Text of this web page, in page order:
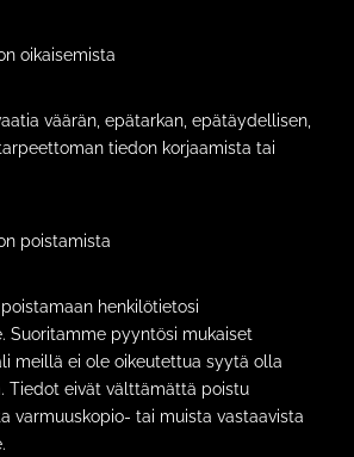
oikaisemista
väärän, epätarkan, epätäydellisen,
tiedon korjaamista tai
poistamista
henkilötietosi
Suoritamme pyyntösi mukaiset
meillä ei ole oikeutettua syytä olla
Tiedot eivät välttämättä poistu
varmuuskopio- tai muista vastaavista